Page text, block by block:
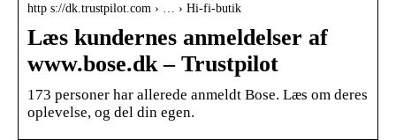
http s://dk.trustpilot.com › … › Hi-fi-butik
Læs kundernes anmeldelser af
www.bose.dk – Trustpilot
173 personer har allerede anmeldt Bose. Læs om deres
oplevelse, og del din egen.